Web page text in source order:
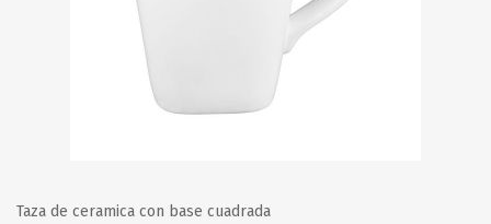
Taza de ceramica con base cuadrada